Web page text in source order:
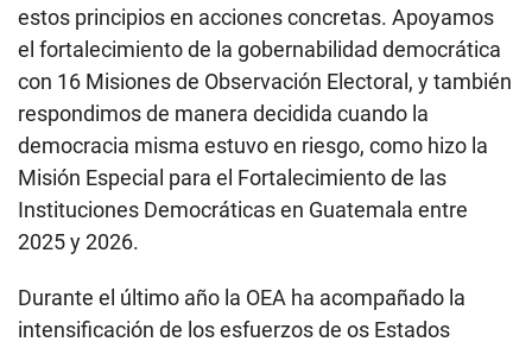
estos principios en acciones concretas. Apoyamos
el fortalecimiento de la gobernabilidad democrática
con 16 Misiones de Observación Electoral, y también
respondimos de manera decidida cuando la
democracia misma estuvo en riesgo, como hizo la
Misión Especial para el Fortalecimiento de las
Instituciones Democráticas en Guatemala entre
2025 y 2026.
Durante el último año la OEA ha acompañado la
intensificación de los esfuerzos de os Estados